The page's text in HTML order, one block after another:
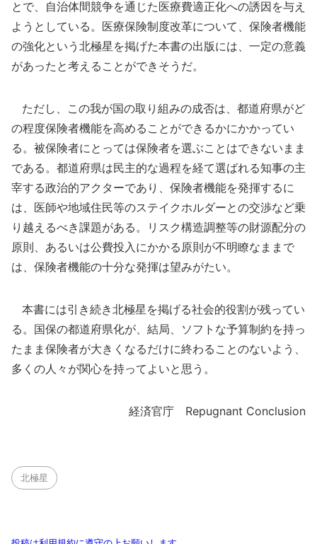
とで、自治体間競争を通じた医療費適正化への誘因を与え
ようとしている。医療保険制度改革について、保険者機能
の強化という北極星を掲げた本書の出版には、一定の意義
があったと考えることができそうだ。
ただし、この我が国の取り組みの成否は、都道府県がど
の程度保険者機能を高めることができるかにかかってい
る。被保険者にとっては保険者を選ぶことはできないまま
である。都道府県は民主的な過程を経て選ばれる知事の主
宰する政治的アクターであり、保険者機能を発揮するに
は、医師や地域住民等のステイクホルダーとの交渉など乗
り越えるべき課題がある。リスク構造調整等の財源配分の
原則、あるいは公費投入にかかる原則が不明瞭なままで
は、保険者機能の十分な発揮は望みがたい。
本書には引き続き北極星を掲げる社会的役割が残ってい
る。国保の都道府県化が、結局、ソフトな予算制約を持っ
たまま保険者が大きくなるだけに終わることのないよう、
多くの人々が関心を持ってよいと思う。
経済官庁 Repugnant Conclusion
北極星